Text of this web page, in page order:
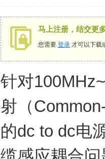
马上注册，结交更
您需要 登录 才可以下载
针对
射（
的dc to dc电